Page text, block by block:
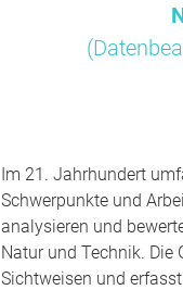
Im 21. Jahrhundert
Schwerpunkte und
analysieren und
Natur und Technik.
Sichtweisen und